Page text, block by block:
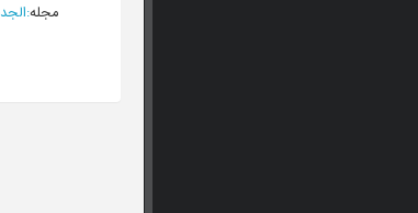
مجله: